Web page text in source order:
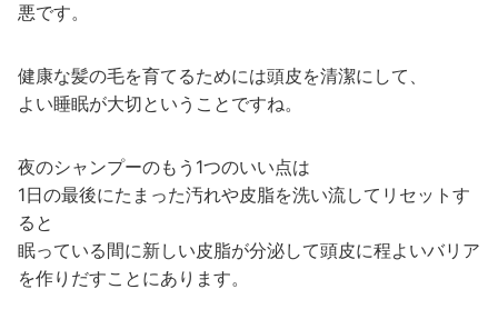
悪です。
健康な髪の毛を育てるためには頭皮を清潔にして、
よい睡眠が大切ということですね。
夜のシャンプーのもう1つのいい点は
1日の最後にたまった汚れや皮脂を洗い流してリセットす
ると
眠っている間に新しい皮脂が分泌して頭皮に程よいバリア
を作りだすことにあります。